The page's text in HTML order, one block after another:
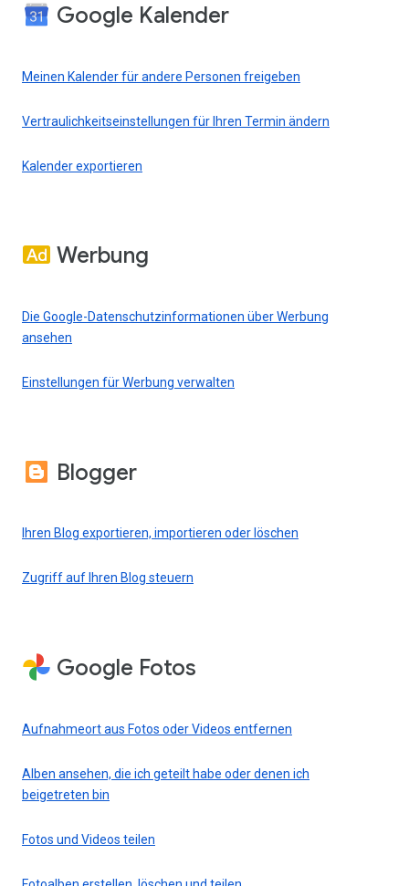
Google Kalender
Meinen Kalender für andere Personen freigeben
Vertraulichkeitseinstellungen für Ihren Termin ändern
Kalender exportieren
Werbung
Die Google-Datenschutzinformationen über Werbung
ansehen
Einstellungen für Werbung verwalten
Blogger
Ihren Blog exportieren, importieren oder löschen
Zugriff auf Ihren Blog steuern
Google Fotos
Aufnahmeort aus Fotos oder Videos entfernen
Alben ansehen, die ich geteilt habe oder denen ich
beigetreten bin
Fotos und Videos teilen